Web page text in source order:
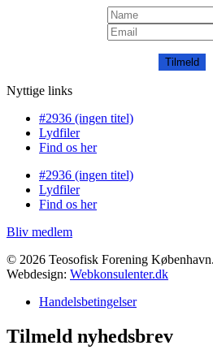
Tilmeld
Nyttige links
#2936 (ingen titel)
Lydfiler
Find os her
#2936 (ingen titel)
Lydfiler
Find os her
Bliv medlem
© 2026 Teosofisk Forening
Webdesign: Webkonsulenter.dk
Handelsbetingelser
Tilmeld nyhedsbrev